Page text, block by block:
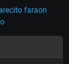
faraon